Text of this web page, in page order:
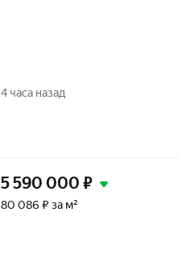
4 часа назад
5 590 000 ₽
80 086 ₽ за м²